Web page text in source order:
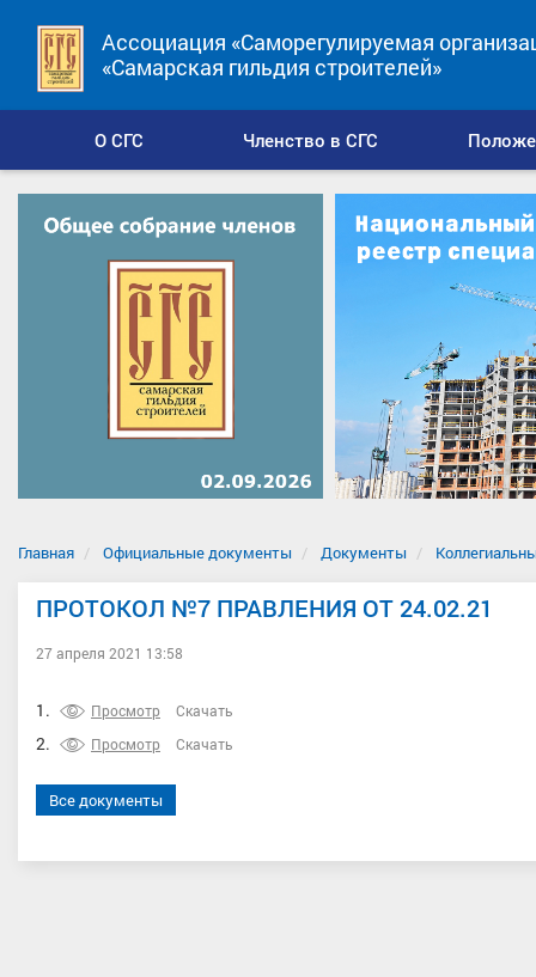
Ассоциация «Саморегулируемая
«Самарская гильдия строителей»
О СГС Членство в СГС
Главная Официальные документы Документы
ПРОТОКОЛ №7 ПРАВЛЕНИЯ ОТ 24.02.21
27 апреля 2021 13:58
1. Просмотр Скачать
2. Просмотр Скачать
Все документы